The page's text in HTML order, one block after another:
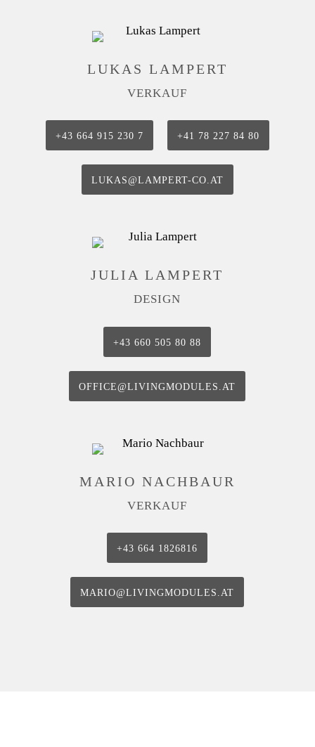
LUKAS LAMPERT
VERKAUF
+43 664 915 230 7 +41 78 227 84 80
LUKAS@LAMPERT-CO.AT
JULIA LAMPERT
DESIGN
‭+43 660 505 80 88‬
OFFICE@LIVINGMODULES.AT
MARIO NACHBAUR
VERKAUF
+43 664 1826816
MARIO@LIVINGMODULES.AT